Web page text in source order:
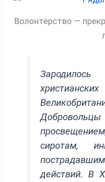
Волонтёрство —
сиротам,
действий. В